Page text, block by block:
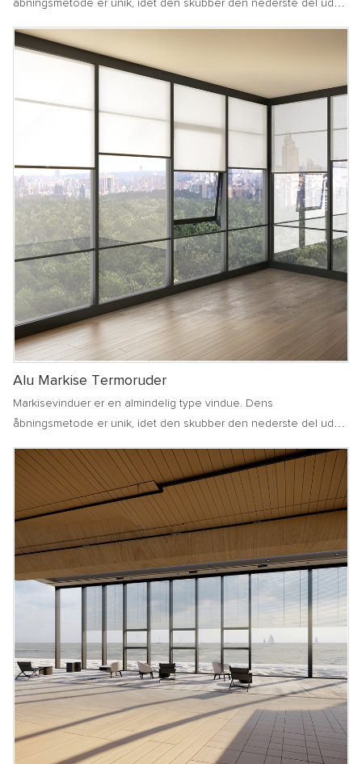
åbningsmetode er unik, idet den skubber den nederste del udad
effektivt forhindre regnvand i at trænge ind i rummet på regnfulde
dage. markisevinduer bruger normalt hardwaretilbehør af høj
kvalitet for at sikre jævn og sikker åbning og lukning. Dens
design er både smukt og praktisk, hvilket tilføjer et elegant
temperament til bygningen. Med hensyn til ventilation kan
markisevinduer opnå mikroventilation, holde indendørsluften frisk
og undgå, at kraftig vind blæser direkte. Uanset om det er i bolig-,
kontor- eller kommercielle områder, kan markisevinduer spille en
vigtig rolle i at give mennesker et behageligt og sikkert
indendørsmiljø
Alu Markise Termoruder
Markisevinduer er en almindelig type vindue. Dens
åbningsmetode er unik, idet den skubber den nederste del udad
effektivt forhindre regnvand i at trænge ind i rummet på regnfulde
dage. markisevinduer bruger normalt hardwaretilbehør af høj
kvalitet for at sikre jævn og sikker åbning og lukning. Dens
design er både smukt og praktisk, hvilket tilføjer et elegant
temperament til bygningen. Med hensyn til ventilation kan
markisevinduer opnå mikroventilation, holde indendørsluften frisk
og undgå, at kraftig vind blæser direkte. Uanset om det er i bolig-,
kontor- eller kommercielle områder, kan markisevinduer spille en
vigtig rolle i at give mennesker et behageligt og sikkert
indendørsmiljø